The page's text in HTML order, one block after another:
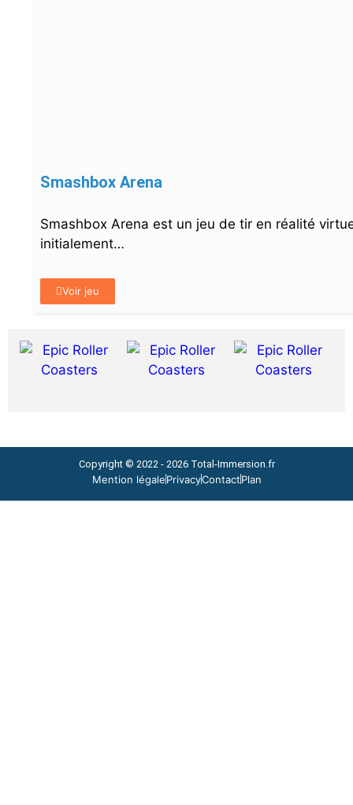
Smashbox Arena
Smashbox Arena est un jeu de tir en réalité
initialement…
Voir jeu
Copyright © 2022 - 2026 Total-Immersion.fr
Mention légalePrivacyContactPlan